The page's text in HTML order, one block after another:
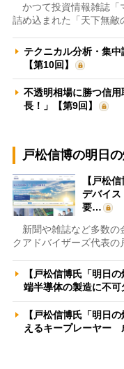
かつて投資情報雑誌「
詰め込まれた「天下無敵
テクニカル分析・集
【第10回】
不透明相場に勝つ信
長！」【第9回】
戸松信博の明日
【戸松
デバイス
要…
新聞や雑誌など多数の
クアドバイザーズ代表の
【戸松信博氏「明日
端半導体の製造に不
【戸松信博氏「明日
えるキープレーヤー